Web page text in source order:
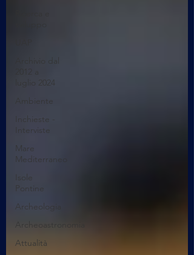
Archivio dal
luglio 2024
Ambiente
Inchieste -
Interviste
Mare
Mediterraneo
Isole
Pontine
Archeologia
Attualità